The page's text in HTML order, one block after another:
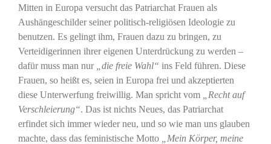
Mitten in Europa versucht das Patriarchat Frauen als
Aushängeschilder seiner politisch-religiösen Ideologie zu
benutzen. Es gelingt ihm, Frauen dazu zu bringen, zu
Verteidigerinnen ihrer eigenen Unterdrückung zu werden –
dafür muss man nur
„die freie Wahl“ ins Feld führen. Diese
Frauen, so heißt es, seien in Europa frei und akzeptierten
diese Unterwerfung freiwillig. Man spricht vom
„Recht auf
Verschleierung“. Das ist nichts Neues, das Patriarchat
erfindet sich immer wieder neu, und so wie man uns glauben
machte, dass das feministische Motto
„Mein Körper, meine